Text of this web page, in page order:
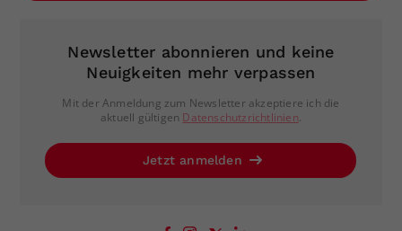
Newsletter abonnieren und keine
Neuigkeiten mehr verpassen
Mit der Anmeldung zum Newsletter akzeptiere ich die
aktuell gültigen Datenschutzrichtlinien.
Jetzt anmelden